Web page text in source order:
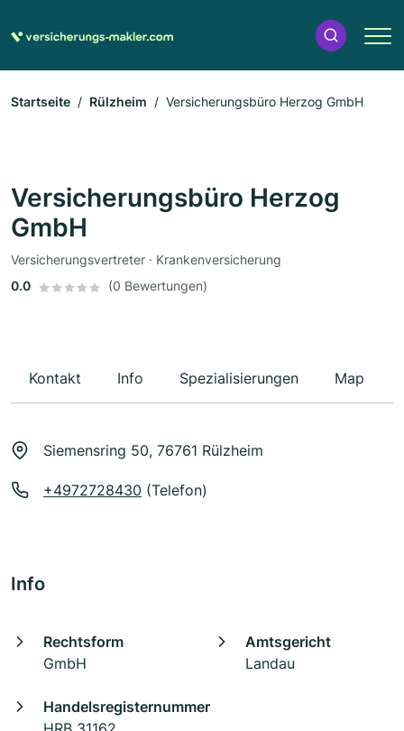
Startseite Rülzheim Versicherungsbüro Herzog GmbH
Versicherungsbüro Herzog
GmbH
Versicherungsvertreter · Krankenversicherung
0.0
(0 Bewertungen)
Kontakt Info Spezialisierungen Map
Siemensring 50, 76761 Rülzheim
+4972728430 (Telefon)
Info
Rechtsform
GmbH
Amtsgericht
Landau
Handelsregisternummer